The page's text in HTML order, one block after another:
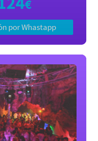
€
por Whastapp